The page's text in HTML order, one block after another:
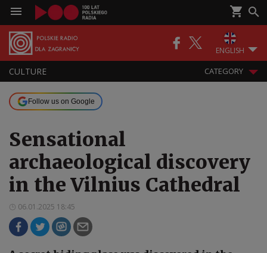
ENGLISH
CULTURE CATEGORY
Follow us on Google
Sensational
archaeological discovery
in the Vilnius Cathedral
06.01.2025 18:45